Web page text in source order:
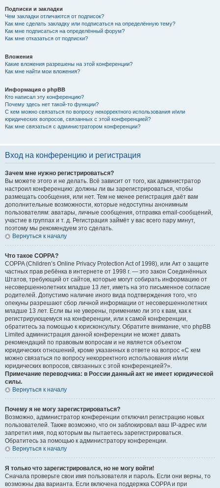
Подписки и закладки
Чем закладки отличаются от подписок?
Как мне сделать закладку или подписаться на определённую тему?
Как мне подписаться на определённый форум?
Как мне отказаться от подписки?
Вложения
Какие вложения разрешены на этой конференции?
Как мне найти мои вложения?
Информация о phpBB
Кто написал эту конференцию?
Почему здесь нет такой-то функции?
С кем можно связаться по вопросу некорректного использования и/или
юридических вопросов, связанных с этой конференцией?
Как мне связаться с администратором конференции?
Вход на конференцию и регистрация
Зачем мне нужно регистрироваться?
Вы можете этого и не делать. Всё зависит от того, как администратор
настроил конференцию: должны ли вы зарегистрироваться, чтобы
размещать сообщения, или нет. Тем не менее регистрация даёт вам
дополнительные возможности, которые недоступны анонимным
пользователям: аватары, личные сообщения, отправка email-сообщений,
участие в группах и т. д. Регистрация займёт у вас всего пару минут,
поэтому мы рекомендуем это сделать.
Вернуться к началу
Что такое COPPA?
COPPA (Children’s Online Privacy Protection Act of 1998), или Акт о защите
частных прав ребёнка в интернете от 1998 г. — это закон Соединённых
Штатов, требующий от сайтов, которые могут собирать информацию от
несовершеннолетних младше 13 лет, иметь на это письменное согласие
родителей. Допустимо наличие иного вида подтверждения того, что
опекуны разрешают сбор личной информации от несовершеннолетних
младше 13 лет. Если вы не уверены, применимо ли это к вам, как к
регистрирующемуся на конференции, или к самой конференции,
обратитесь за помощью к юрисконсульту. Обратите внимание, что phpBB
Limited администрация данной конференции не может давать
рекомендаций по правовым вопросам и не является объектом
юридических отношений, кроме указанных в ответе на вопрос «С кем
можно связаться по вопросу некорректного использования и/или
юридических вопросов, связанных с этой конференцией?».
Примечание переводчика: в России данный акт не имеет юридической
силы.
Вернуться к началу
Почему я не могу зарегистрироваться?
Возможно, администратор конференции отключил регистрацию новых
пользователей. Также возможно, что он заблокировал ваш IP-адрес или
запретил имя, под которым вы пытаетесь зарегистрироваться.
Обратитесь за помощью к администратору конференции.
Вернуться к началу
Я только что зарегистрировался, но не могу войти!
Сначала проверьте свои имя пользователя и пароль. Если они верны, то
возможны два варианта. Если включена поддержка COPPA и при